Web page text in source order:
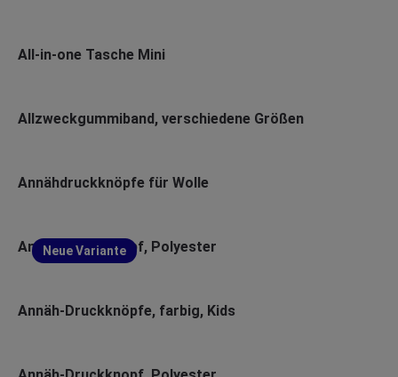
All-in-one Tasche Mini
Allzweckgummiband, verschiedene Größen
Annähdruckknöpfe für Wolle
Neue Variante
Annäh-Druckknopf, Polyester
Annäh-Druckknöpfe, farbig, Kids